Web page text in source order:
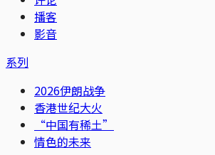
播客
影音
系列
2026伊朗战争
香港世纪大火
“中国有稀土”
情色的未来